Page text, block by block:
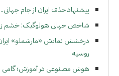
پیشنهاد حذف ایران از جام
شاخص جهانی هولوگیک: خشم
درخشش نمایش «مارشملو»
روسیه
هوش مصنوعی در آموزش؛ گامی